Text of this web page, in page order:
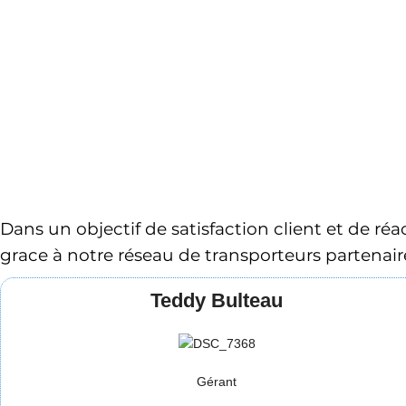
Dans un objectif de satisfaction client et de
grace à notre réseau de transporteurs
Teddy Bulteau
Gérant